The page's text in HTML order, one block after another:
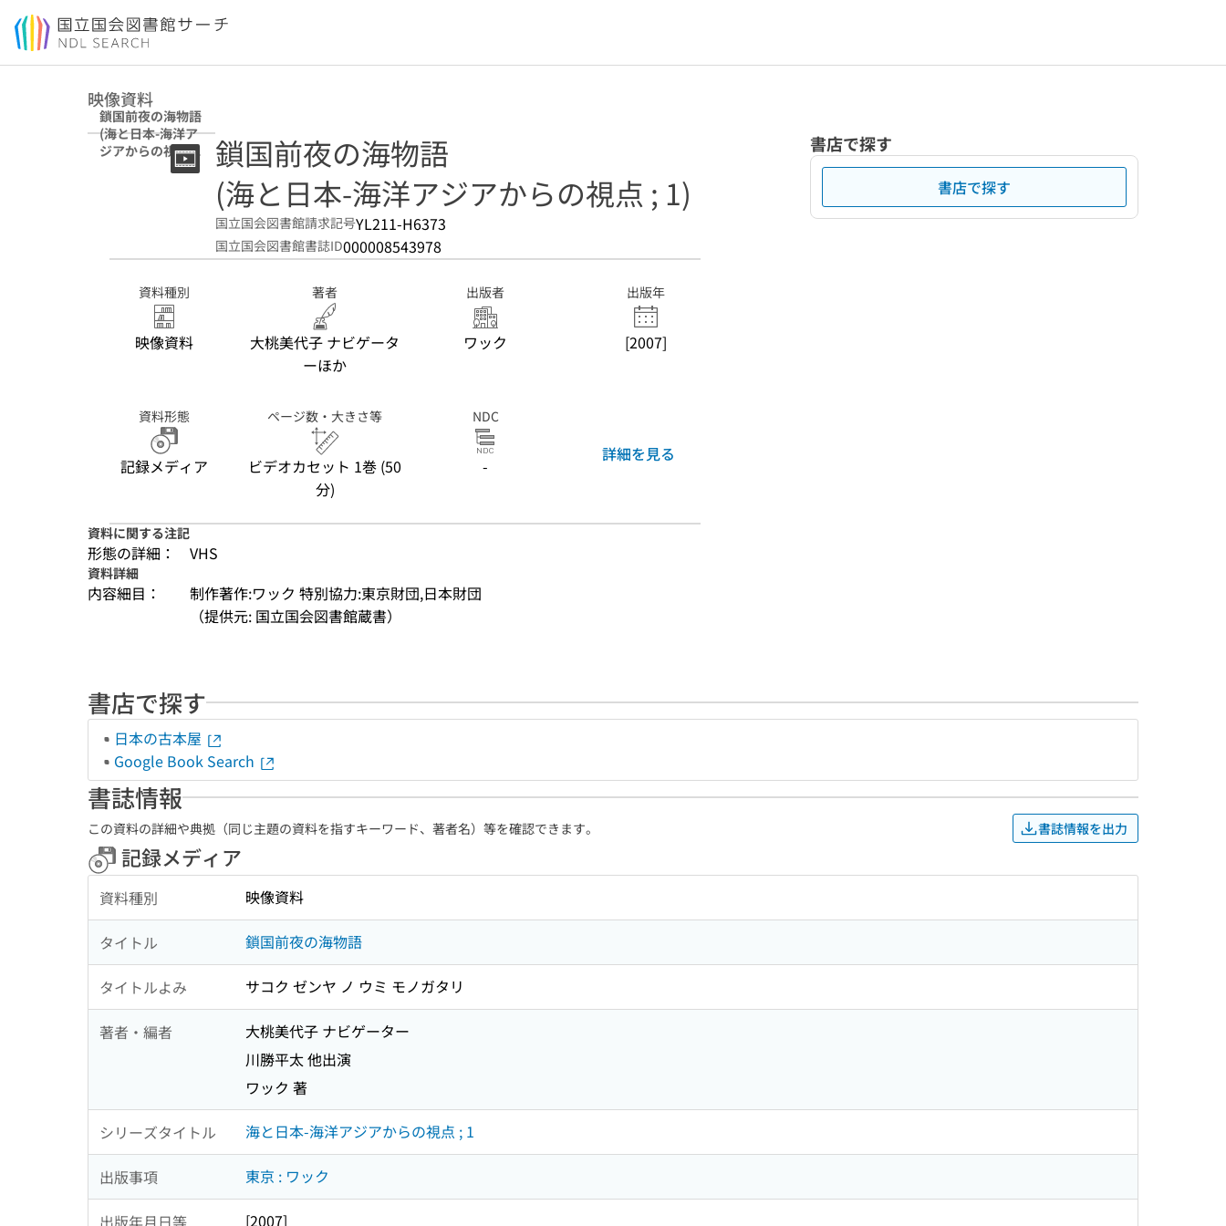
本文へ移動
映像資料
鎖国前夜の海物語
(海と日本-海洋ア
ジアからの視点 ;
鎖国前夜の海物語
(海と日本-海洋アジアからの視点 ; 1)
国立国会図書館請求記号YL211-H6373
国立国会図書館書誌ID000008543978
資料種別
映像資料
著者
大桃美代子 ナビゲータ
ーほか
出版者
ワック
出版年
[2007]
資料形態
記録メディア
ページ数・大きさ等
ビデオカセット 1巻 (50
分)
NDC
-
詳細を見る
資料に関する注記
形態の詳細： VHS
資料詳細
内容細目：
制作著作:ワック 特別協力:東京財団,日本財団
（提供元: 国立国会図書館蔵書）
書店で探す
書店で探す
書店で探す
日本の古本屋
Google Book Search
書誌情報
この資料の詳細や典拠（同じ主題の資料を指すキーワード、著者名）等を確認できます。 書誌情報を出力
記録メディア
資料種別 映像資料
タイトル 鎖国前夜の海物語
タイトルよみ サコク ゼンヤ ノ ウミ モノガタリ
著者・編者
大桃美代子 ナビゲーター
川勝平太 他出演
ワック 著
シリーズタイトル 海と日本-海洋アジアからの視点 ; 1
出版事項 東京 : ワック
出版年月日等 [2007]